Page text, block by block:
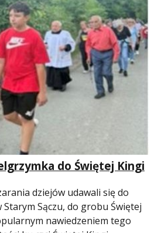
do Świętej Kingi
dziejów udawali się do
Sączu, do grobu Świętej
nawiedzeniem tego